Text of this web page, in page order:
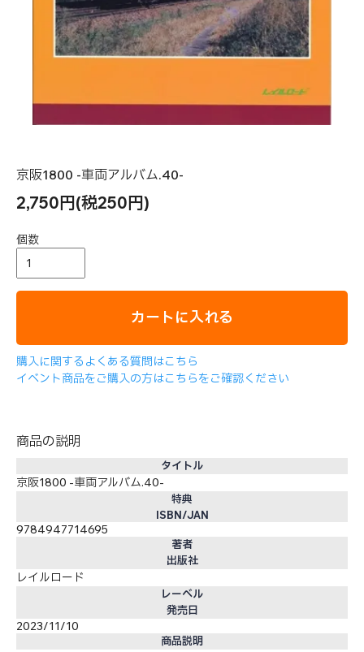
京阪1800 -車両アルバム.40-
2,750円(税250円)
個数
カートに入れる
購入に関するよくある質問はこちら
イベント商品をご購入の方はこちらをご確認ください
商品の説明
タイトル
京阪1800 -車両アルバム.40-
特典
ISBN/JAN
9784947714695
著者
出版社
レイルロード
レーベル
発売日
2023/11/10
商品説明